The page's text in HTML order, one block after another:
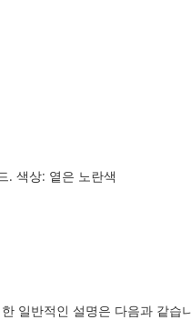
. 색상: 옅은 노란색
일반적인 설명은 다음과 같습